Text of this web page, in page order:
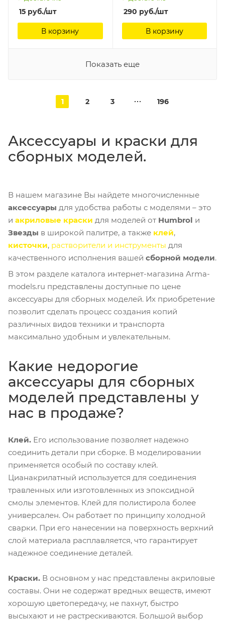
15 руб./шт
В корзину
290 руб./шт
В корзину
Показать еще
1 2 3 196
Аксессуары и краски для
сборных моделей.
В нашем магазине Вы найдете многочисленные
аксессуары для удобства работы с моделями – это
и акриловые краски для моделей от Humbrol и
Звезды в широкой палитре, а также клей,
кисточки, растворители и инструменты для
качественного исполнения вашей сборной модели.
В этом разделе каталога интернет-магазина Arma-
models.ru представлены доступные по цене
аксессуары для сборных моделей. Их приобретение
позволит сделать процесс создания копий
различных видов техники и транспорта
максимально удобным и увлекательным.
Какие недорогие
аксессуары для сборных
моделей представлены у
нас в продаже?
Клей. Его использование позволяет надежно
соединить детали при сборке. В моделировании
применяется особый по составу клей.
Цианакрилатный используется для соединения
травленных или изготовленных из эпоксидной
смолы элементов. Клей для полистирола более
универсален. Он работает по принципу холодной
сварки. При его нанесении на поверхность верхний
слой материала расплавляется, что гарантирует
надежное соединение деталей.
Краски. В основном у нас представлены акриловые
составы. Они не содержат вредных веществ, имеют
хорошую цветопередачу, не пахнут, быстро
высыхают и не растрескиваются. Большой выбор